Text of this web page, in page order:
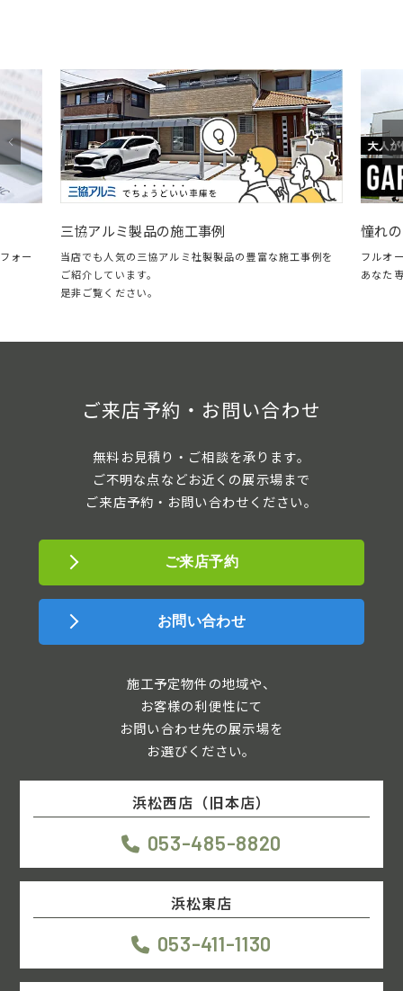
三協アルミ製品の施工事例
当店でも人気の三協アルミ社製製品の豊富な施工事例を
ご紹介しています。
是非ご覧ください。
憧れの
フルオー
あなた専
ご来店予約・お問い合わせ
無料お見積り・ご相談を承ります。
ご不明な点などお近くの展示場まで
ご来店予約・お問い合わせください。
ご来店予約
お問い合わせ
施工予定物件の地域や、
お客様の利便性にて
お問い合わせ先の展示場を
お選びください。
浜松西店（旧本店）
053-485-8820
浜松東店
053-411-1130